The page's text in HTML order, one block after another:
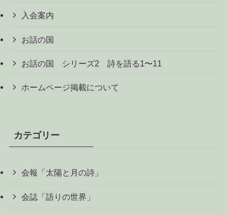
入会案内
お話の国
お話の国 シリーズ2 詩を語る1〜11
ホームページ掲載について
カテゴリー
会報「太陽と月の詩」
会誌「語りの世界」